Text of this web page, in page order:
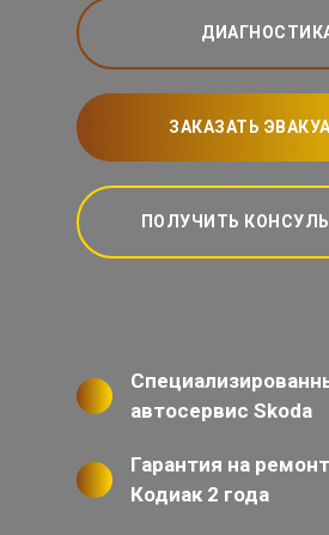
ЗАКАЗАТЬ
ПОЛУЧИТЬ
автосервис Skoda
Гарантия на
Кодиак 2 года